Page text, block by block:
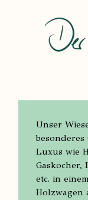
Unser
Luxus wie
Gaskocher,
etc. in
Holzwagen